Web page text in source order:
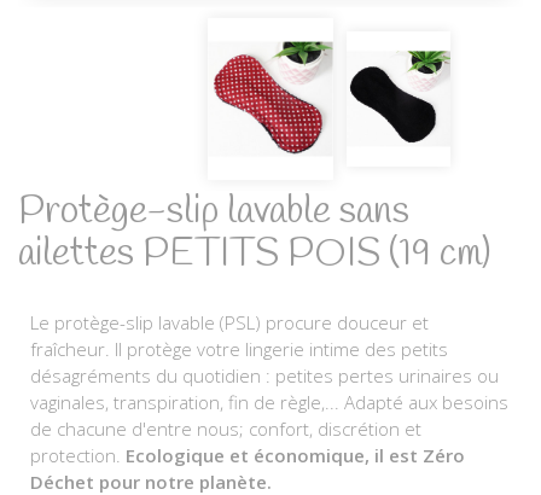
Protège-slip lavable sans
ailettes PETITS POIS (19 cm)
Le protège-slip lavable (PSL) procure douceur et
fraîcheur. Il protège votre lingerie intime des petits
désagréments du quotidien : petites pertes urinaires ou
vaginales, transpiration, fin de règle,... Adapté aux besoins
de chacune d'entre nous; confort, discrétion et
protection. Ecologique et économique, il est Zéro
Déchet pour notre planète.